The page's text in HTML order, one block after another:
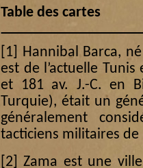
Table des cartes
[1]
Hannibal Barca,
est de l’actuelle
et 181 av. J.-C. en
Turquie), était un
généralement
tacticiens militaires de
[2]
Zama est une